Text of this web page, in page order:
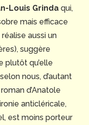
Louis Grinda qui,
mais efficace
aussi un
suggère
plutôt qu’elle
nous, d’autant
d’Anatole
anticléricale,
est moins porteur